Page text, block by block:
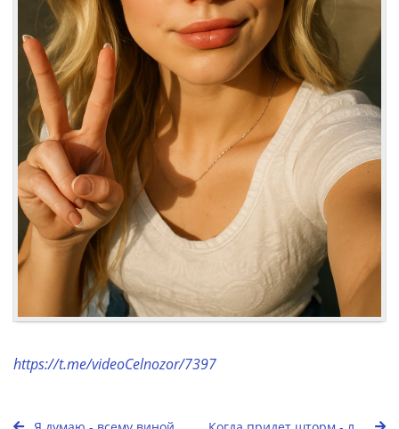
https://t.me/videoCelnozor/7397